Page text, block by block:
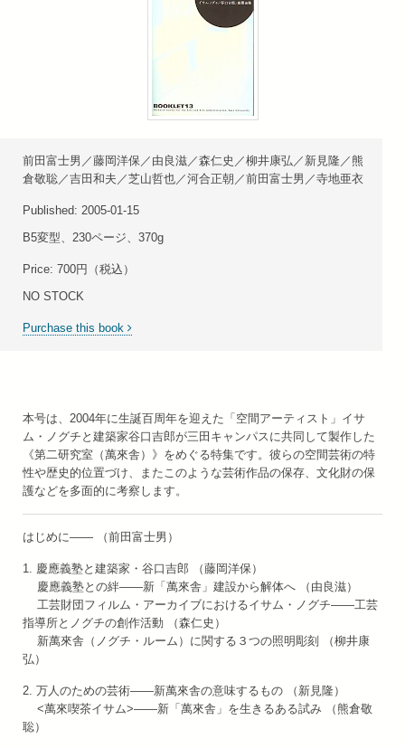
前田富士男／藤岡洋保／由良滋／森仁史／柳井康弘／新見隆／熊
倉敬聡／吉田和夫／芝山哲也／河合正朝／前田富士男／寺地亜衣
Published: 2005-01-15
B5変型、230ページ、370g
Price: 700円（税込）
NO STOCK
Purchase this book
本号は、2004年に生誕百周年を迎えた「空間アーティスト」イサ
ム・ノグチと建築家谷口吉郎が三田キャンパスに共同して製作した
《第二研究室（萬來舎）》をめぐる特集です。彼らの空間芸術の特
性や歴史的位置づけ、またこのような芸術作品の保存、文化財の保
護などを多面的に考察します。
はじめに—— （前田富士男）
1. 慶應義塾と建築家・谷口吉郎 （藤岡洋保）
慶應義塾との絆——新「萬來舎」建設から解体へ （由良滋）
工芸財団フィルム・アーカイブにおけるイサム・ノグチ——工芸
指導所とノグチの創作活動 （森仁史）
新萬來舎（ノグチ・ルーム）に関する３つの照明彫刻 （柳井康
弘）
2. 万人のための芸術——新萬來舎の意味するもの （新見隆）
<萬來喫茶イサム>——新「萬來舎」を生きるある試み （熊倉敬
聡）